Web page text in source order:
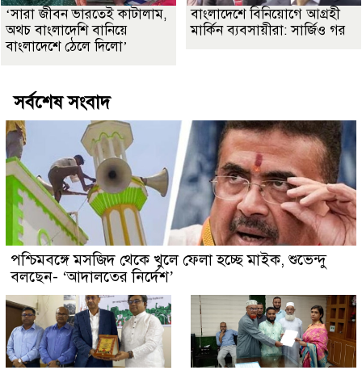
‘সারা জীবন ভারতেই কাটালাম,
অথচ বাংলাদেশি বানিয়ে
বাংলাদেশে ঠেলে দিলো’
বাংলাদেশে বিনিয়োগে আগ্রহী
মার্কিন ব্যবসায়ীরা: সার্জিও গর
সর্বশেষ সংবাদ
পশ্চিমবঙ্গে মসজিদ থেকে খুলে ফেলা হচ্ছে মাইক, শুভেন্দু
বলছেন- ‘আদালতের নির্দেশ’